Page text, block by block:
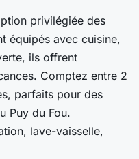
privilégiée des
équipés avec cuisine,
ils offrent
Comptez entre 2
parfaits pour des
Puy du Fou.
lave-vaisselle,